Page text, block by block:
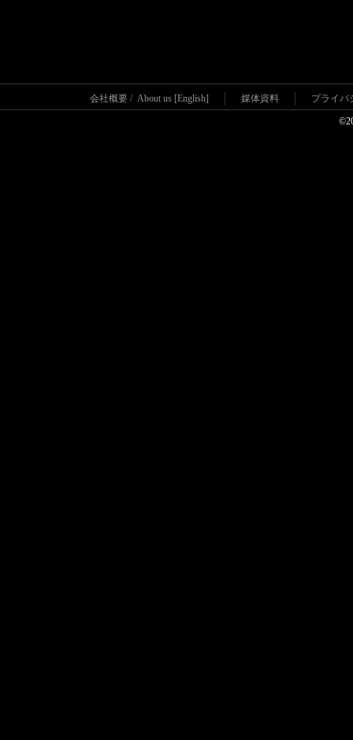
会社概要 / About us [English] 媒体資料 プライバ